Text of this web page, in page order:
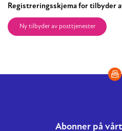
Registreringsskjema for tilbyder
Ny tilbyder av posttjenester
Abonner på